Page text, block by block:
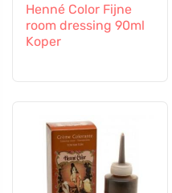
Henné Color Fijne
room dressing 90ml
Koper